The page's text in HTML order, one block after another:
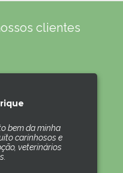
clientes
bem da minha
carinhosos e
veterinários